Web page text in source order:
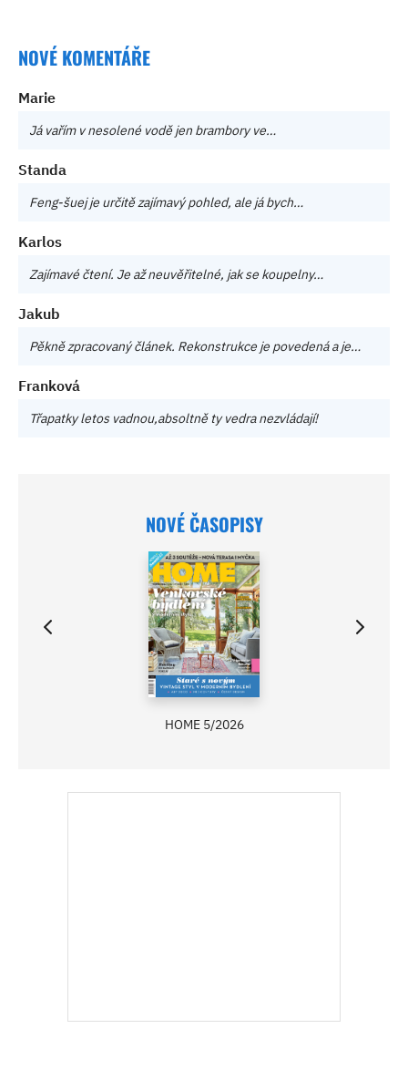
NOVÉ KOMENTÁŘE
Marie
Já vařím v nesolené vodě jen brambory ve…
Standa
Feng-šuej je určitě zajímavý pohled, ale já bych…
Karlos
Zajímavé čtení. Je až neuvěřitelné, jak se koupelny…
Jakub
Pěkně zpracovaný článek. Rekonstrukce je povedená a je…
Franková
Třapatky letos vadnou,absoltně ty vedra nezvládají!
NOVÉ ČASOPISY
HOME 5/2026